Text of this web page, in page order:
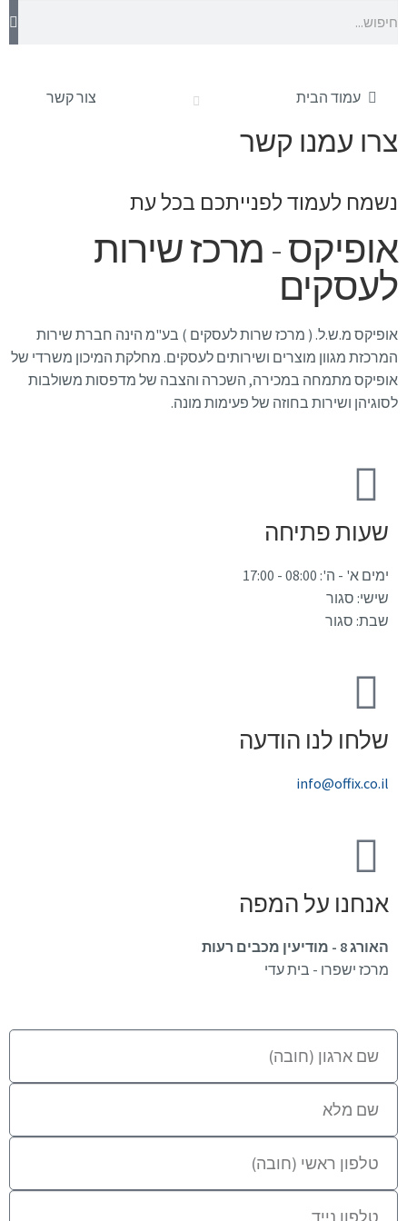
עמוד הבית צור קשר
צרו עמנו קשר
נשמח לעמוד לפנייתכם בכל עת
אופיקס - מרכז שירות
לעסקים
אופיקס מ.ש.ל. ( מרכז שרות לעסקים ) בע"מ הינה חברת שירות
המרכזת מגוון מוצרים ושירותים לעסקים. מחלקת המיכון משרדי של
אופיקס מתמחה במכירה, השכרה והצבה של מדפסות משולבות
לסוגיהן ושירות בחוזה של פעימות מונה.
שעות פתיחה
ימים א' - ה': 08:00 - 17:00
שישי: סגור
שבת: סגור
שלחו לנו הודעה
info@offix.co.il
אנחנו על המפה
האורג 8 - מודיעין מכבים רעות
מרכז ישפרו - בית עדי